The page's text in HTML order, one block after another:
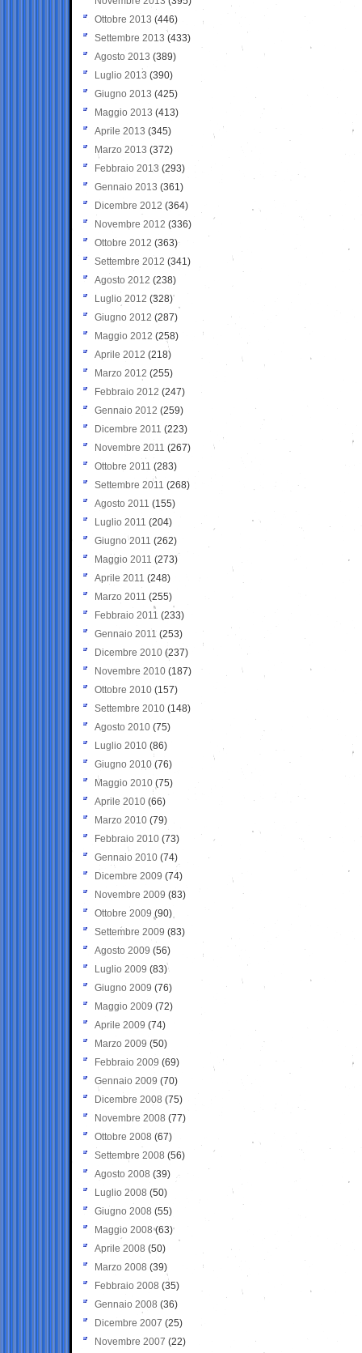
Ottobre 2013 (446)
Settembre 2013 (433)
Agosto 2013 (389)
Luglio 2013 (390)
Giugno 2013 (425)
Maggio 2013 (413)
Aprile 2013 (345)
Marzo 2013 (372)
Febbraio 2013 (293)
Gennaio 2013 (361)
Dicembre 2012 (364)
Novembre 2012 (336)
Ottobre 2012 (363)
Settembre 2012 (341)
Agosto 2012 (238)
Luglio 2012 (328)
Giugno 2012 (287)
Maggio 2012 (258)
Aprile 2012 (218)
Marzo 2012 (255)
Febbraio 2012 (247)
Gennaio 2012 (259)
Dicembre 2011 (223)
Novembre 2011 (267)
Ottobre 2011 (283)
Settembre 2011 (268)
Agosto 2011 (155)
Luglio 2011 (204)
Giugno 2011 (262)
Maggio 2011 (273)
Aprile 2011 (248)
Marzo 2011 (255)
Febbraio 2011 (233)
Gennaio 2011 (253)
Dicembre 2010 (237)
Novembre 2010 (187)
Ottobre 2010 (157)
Settembre 2010 (148)
Agosto 2010 (75)
Luglio 2010 (86)
Giugno 2010 (76)
Maggio 2010 (75)
Aprile 2010 (66)
Marzo 2010 (79)
Febbraio 2010 (73)
Gennaio 2010 (74)
Dicembre 2009 (74)
Novembre 2009 (83)
Ottobre 2009 (90)
Settembre 2009 (83)
Agosto 2009 (56)
Luglio 2009 (83)
Giugno 2009 (76)
Maggio 2009 (72)
Aprile 2009 (74)
Marzo 2009 (50)
Febbraio 2009 (69)
Gennaio 2009 (70)
Dicembre 2008 (75)
Novembre 2008 (77)
Ottobre 2008 (67)
Settembre 2008 (56)
Agosto 2008 (39)
Luglio 2008 (50)
Giugno 2008 (55)
Maggio 2008(63)
Aprile 2008 (50)
Marzo 2008 (39)
Febbraio 2008 (35)
Gennaio 2008 (36)
Dicembre 2007 (25)
Novembre 2007 (22)